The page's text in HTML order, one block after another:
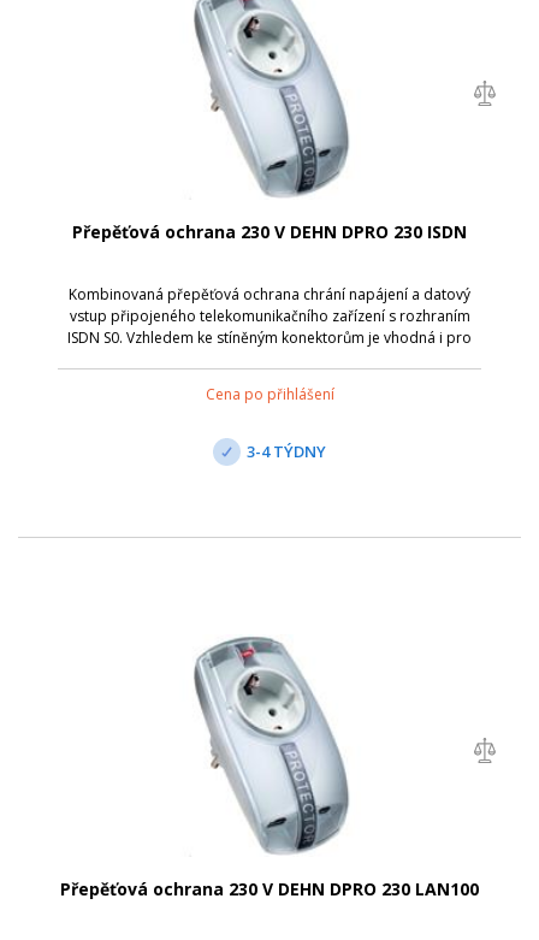
Přepěťová ochrana 230 V DEHN DPRO 230 ISDN
Kombinovaná přepěťová ochrana chrání napájení a datový
vstup připojeného telekomunikačního zařízení s rozhraním
ISDN S0. Vzhledem ke stíněným konektorům je vhodná i pro
Cena po přihlášení
3-4 TÝDNY
Přepěťová ochrana 230 V DEHN DPRO 230 LAN100